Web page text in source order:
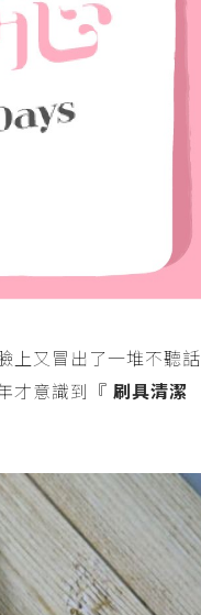
上又冒出了一堆不聽話
才意識到『 刷具清潔